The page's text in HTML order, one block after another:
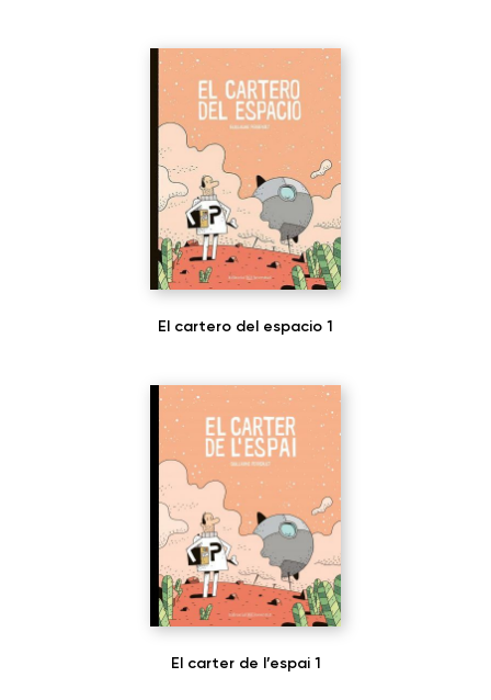
El cartero del espacio 1
El carter de l’espai 1